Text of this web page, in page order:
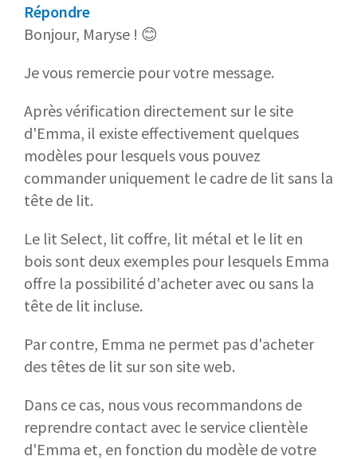
Répondre
Bonjour, Maryse ! 😊
Je vous remercie pour votre message.
Après vérification directement sur le site
d'Emma, il existe effectivement quelques
modèles pour lesquels vous pouvez
commander uniquement le cadre de lit sans la
tête de lit.
Le lit Select, lit coffre, lit métal et le lit en
bois sont deux exemples pour lesquels Emma
offre la possibilité d'acheter avec ou sans la
tête de lit incluse.
Par contre, Emma ne permet pas d'acheter
des têtes de lit sur son site web.
Dans ce cas, nous vous recommandons de
reprendre contact avec le service clientèle
d'Emma et, en fonction du modèle de votre